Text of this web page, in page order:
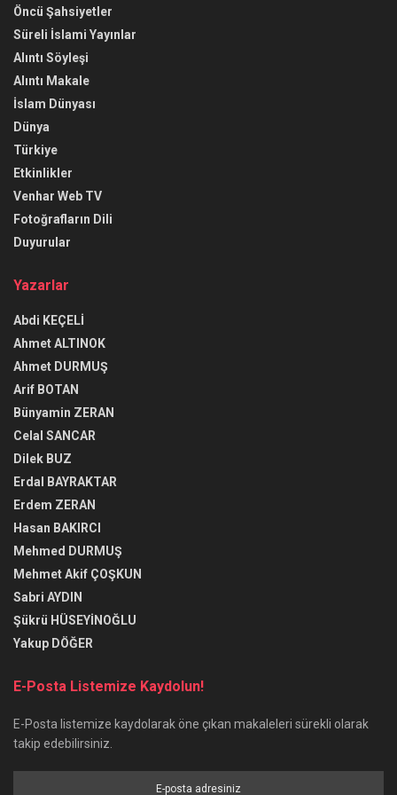
Öncü Şahsiyetler
Süreli İslami Yayınlar
Alıntı Söyleşi
Alıntı Makale
İslam Dünyası
Dünya
Türkiye
Etkinlikler
Venhar Web TV
Fotoğrafların Dili
Duyurular
Yazarlar
Abdi KEÇELİ
Ahmet ALTINOK
Ahmet DURMUŞ
Arif BOTAN
Bünyamin ZERAN
Celal SANCAR
Dilek BUZ
Erdal BAYRAKTAR
Erdem ZERAN
Hasan BAKIRCI
Mehmed DURMUŞ
Mehmet Akif ÇOŞKUN
Sabri AYDIN
Şükrü HÜSEYİNOĞLU
Yakup DÖĞER
E-Posta Listemize Kaydolun!
E-Posta listemize kaydolarak öne çıkan makaleleri sürekli olarak
takip edebilirsiniz.